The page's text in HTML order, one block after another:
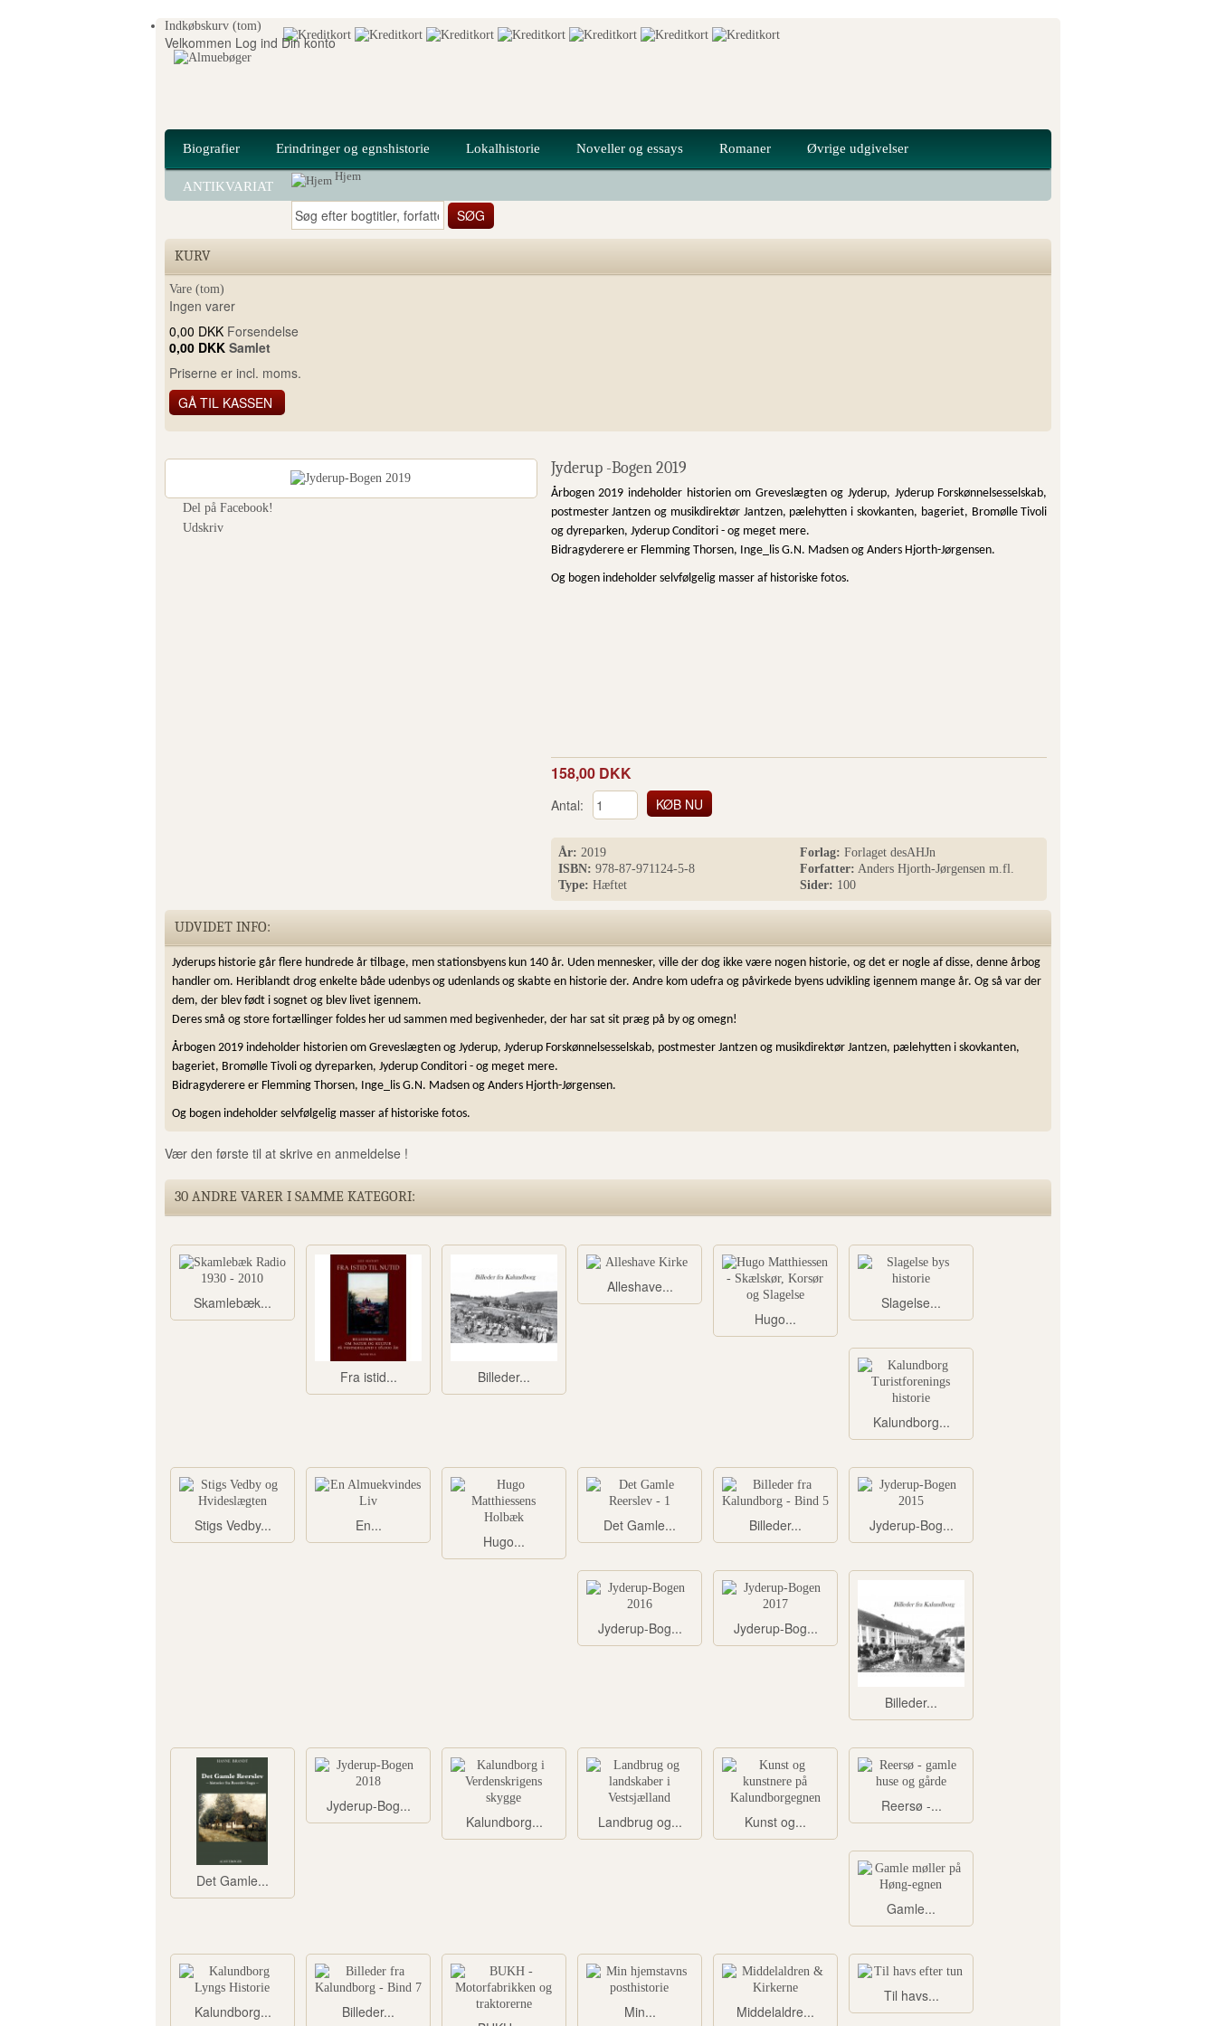
Indkøbskurv (tom)
Velkommen Log ind Din konto
Biografier Erindringer og egnshistorie Lokalhistorie Noveller og essays Romaner Øvrige udgivelser
ANTIKVARIAT
Hjem
KURV
Vare (tom)
Ingen varer
0,00 DKK Forsendelse
0,00 DKK Samlet
Priserne er incl. moms.
GÅ TIL KASSEN
Del på Facebook!
Udskriv
Jyderup -Bogen 2019
Årbogen 2019 indeholder historien om Greveslægten og Jyderup, Jyderup Forskønnelsesselskab,
postmester Jantzen og musikdirektør Jantzen, pælehytten i skovkanten, bageriet, Bromølle Tivoli
og dyreparken, Jyderup Conditori - og meget mere.
Bidragyderere er Flemming Thorsen, Inge_lis G.N. Madsen og Anders Hjorth-Jørgensen.
Og bogen indeholder selvfølgelig masser af historiske fotos.
158,00 DKK
Antal:
År: 2019 Forlag: Forlaget desAHJn
ISBN: 978-87-971124-5-8 Forfatter: Anders Hjorth-Jørgensen m.fl.
Type: Hæftet Sider: 100
UDVIDET INFO:
Jyderups historie går flere hundrede år tilbage, men stationsbyens kun 140 år. Uden mennesker, ville der dog ikke være nogen historie, og det er nogle af disse, denne årbog
handler om. Heriblandt drog enkelte både udenbys og udenlands og skabte en historie der. Andre kom udefra og påvirkede byens udvikling igennem mange år. Og så var der
dem, der blev født i sognet og blev livet igennem.
Deres små og store fortællinger foldes her ud sammen med begivenheder, der har sat sit præg på by og omegn!
Årbogen 2019 indeholder historien om Greveslægten og Jyderup, Jyderup Forskønnelsesselskab, postmester Jantzen og musikdirektør Jantzen, pælehytten i skovkanten,
bageriet, Bromølle Tivoli og dyreparken, Jyderup Conditori - og meget mere.
Bidragyderere er Flemming Thorsen, Inge_lis G.N. Madsen og Anders Hjorth-Jørgensen.
Og bogen indeholder selvfølgelig masser af historiske fotos.
Vær den første til at skrive en anmeldelse !
30 ANDRE VARER I SAMME KATEGORI:
Skamlebæk...
Fra istid... Billeder...
Alleshave...
Hugo...
Slagelse...
Kalundborg...
Stigs Vedby...
En...
Hugo...
Det Gamle... Billeder... Jyderup-Bog...
Jyderup-Bog... Jyderup-Bog...
Billeder...
Det Gamle...
Jyderup-Bog...
Kalundborg...
Landbrug og... Kunst og...
Reersø -...
Gamle...
Kalundborg...
Billeder...
Min... Middelaldre...
Til havs...